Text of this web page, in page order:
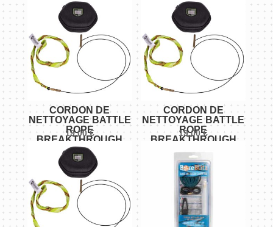
CORDON DE
NETTOYAGE BATTLE
ROPE
BREAKTHROUGH
CLEAN .338
19,00€
CORDON DE
NETTOYAGE BATTLE
ROPE
BREAKTHROUGH
19,00€